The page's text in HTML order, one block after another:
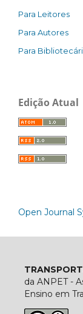
Para Leitores
Para Autores
Para
Edição Atual
Open Journal
da ANPET -
Ensino em